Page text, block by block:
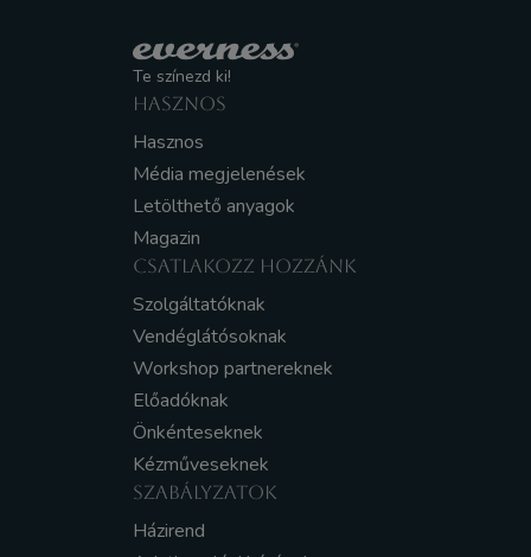
Te színezd ki!
HASZNOS
Hasznos
Média megjelenések
Letölthető anyagok
Magazin
CSATLAKOZZ HOZZÁNK
Szolgáltatóknak
Vendéglátósoknak
Workshop partnereknek
Előadóknak
Önkénteseknek
Kézműveseknek
SZABÁLYZATOK
Házirend